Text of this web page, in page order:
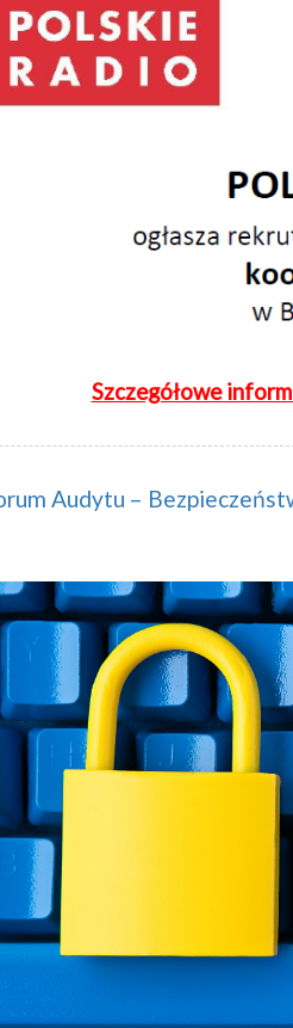
Szczegółowe
Audytu –